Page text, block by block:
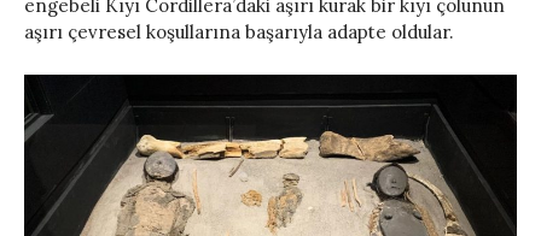
engebeli Kıyı Cordillera’daki aşırı kurak bir kıyı çölünün
aşırı çevresel koşullarına başarıyla adapte oldular.